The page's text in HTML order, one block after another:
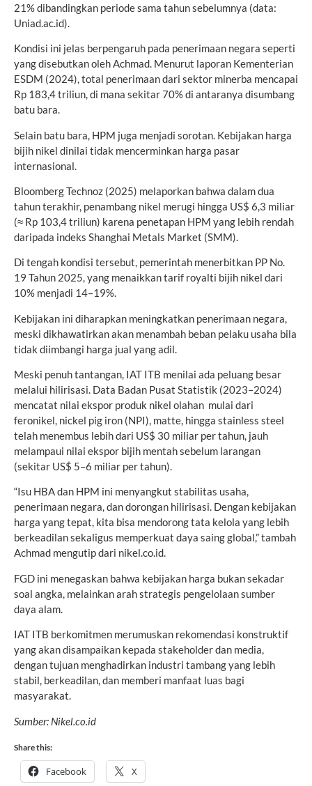
21% dibandingkan periode sama tahun sebelumnya (data:
Uniad.ac.id).
Kondisi ini jelas berpengaruh pada penerimaan negara seperti
yang disebutkan oleh Achmad. Menurut laporan Kementerian
ESDM (2024), total penerimaan dari sektor minerba mencapai
Rp 183,4 triliun, di mana sekitar 70% di antaranya disumbang
batu bara.
Selain batu bara, HPM juga menjadi sorotan. Kebijakan harga
bijih nikel dinilai tidak mencerminkan harga pasar
internasional.
Bloomberg Technoz (2025) melaporkan bahwa dalam dua
tahun terakhir, penambang nikel merugi hingga US$ 6,3 miliar
(≈ Rp 103,4 triliun) karena penetapan HPM yang lebih rendah
daripada indeks Shanghai Metals Market (SMM).
Di tengah kondisi tersebut, pemerintah menerbitkan PP No.
19 Tahun 2025, yang menaikkan tarif royalti bijih nikel dari
10% menjadi 14–19%.
Kebijakan ini diharapkan meningkatkan penerimaan negara,
meski dikhawatirkan akan menambah beban pelaku usaha bila
tidak diimbangi harga jual yang adil.
Meski penuh tantangan, IAT ITB menilai ada peluang besar
melalui hilirisasi. Data Badan Pusat Statistik (2023–2024)
mencatat nilai ekspor produk nikel olahan mulai dari
feronikel, nickel pig iron (NPI), matte, hingga stainless steel
telah menembus lebih dari US$ 30 miliar per tahun, jauh
melampaui nilai ekspor bijih mentah sebelum larangan
(sekitar US$ 5–6 miliar per tahun).
“Isu HBA dan HPM ini menyangkut stabilitas usaha,
penerimaan negara, dan dorongan hilirisasi. Dengan kebijakan
harga yang tepat, kita bisa mendorong tata kelola yang lebih
berkeadilan sekaligus memperkuat daya saing global,” tambah
Achmad mengutip dari nikel.co.id.
FGD ini menegaskan bahwa kebijakan harga bukan sekadar
soal angka, melainkan arah strategis pengelolaan sumber
daya alam.
IAT ITB berkomitmen merumuskan rekomendasi konstruktif
yang akan disampaikan kepada stakeholder dan media,
dengan tujuan menghadirkan industri tambang yang lebih
stabil, berkeadilan, dan memberi manfaat luas bagi
masyarakat.
Sumber: Nikel.co.id
Share this:
Facebook X